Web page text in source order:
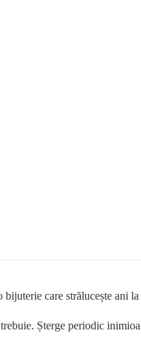
care strălucește ani la
Șterge periodic